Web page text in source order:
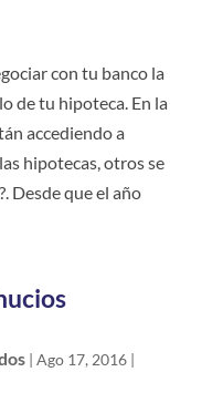
con tu banco la
de tu hipoteca. En la
accediendo a
hipotecas, otros se
Desde que el año
| Ago 17, 2016|